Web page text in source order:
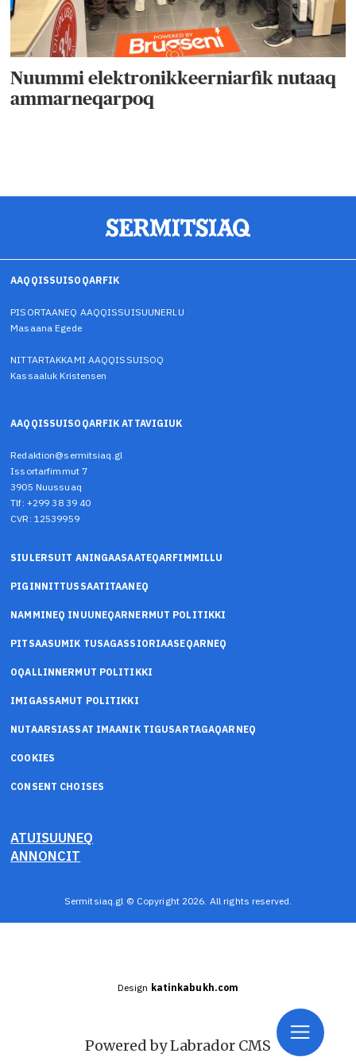
Nuummi elektronikkeerniarfik nutaaq
ammarneqarpoq
AAQQISSUISOQARFIK
PISORTAANEQ AAQQISSUISUUNERLU
Masaana Egede
NITTARTAKKAMI AAQQISSUISOQ
Kassaaluk Kristensen
AAQQISSUISOQARFIK ATTAVIGIUK
Redaktion@sermitsiaq.gl
Issortarfimmut 7
3905 Nuussuaq
Tlf: +299 38 39 40
CVR: 12539959
SIULERSUIT ANINGAASAATEQARFIMMILLU
PIGINNITTUSSAATITAANEQ
NAMMINEQ INUUNEQARNERMUT POLITIKKI
PITSAASUMIK TUSAGASSIORIAASEQARNEQ
OQALLINNERMUT POLITIKKI
IMIGASSAMUT POLITIKKI
NUTAARSIASSAT IMAANIK TIGUSARTAGAQARNEQ
COOKIES
CONSENT CHOISES
ATUISUUNEQ
ANNONCIT
Sermitsiaq.gl © Copyright 2026. All rights reserved.
Design katinkabukh.com
Powered by Labrador CMS